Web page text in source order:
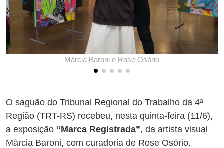
Márcia Baroni e Rose Osório
O saguão do Tribunal Regional do Trabalho da 4ª
Região (TRT-RS) recebeu, nesta quinta-feira (11/6),
a exposição “Marca Registrada”, da artista visual
Márcia Baroni, com curadoria de Rose Osório.